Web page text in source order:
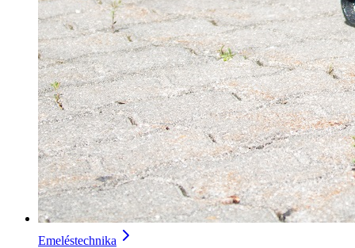
Emeléstechnika